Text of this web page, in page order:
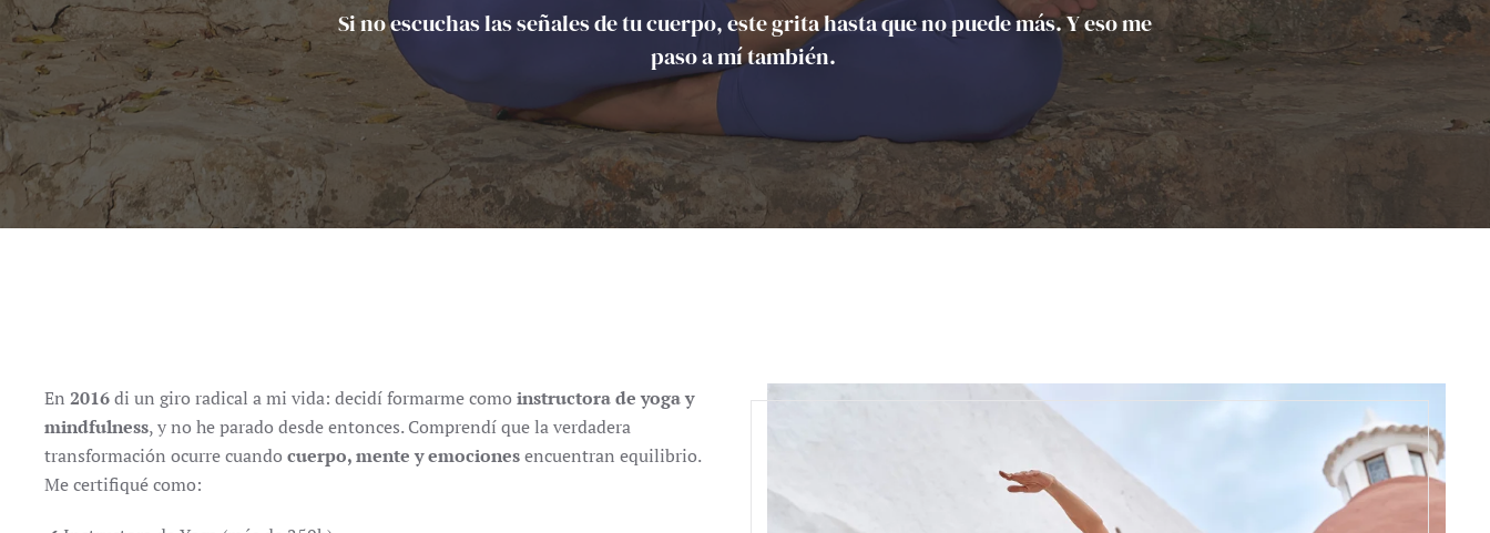
Si no escuchas las señales de tu cuerpo, este grita hasta que no puede más. Y eso me
paso a mí también.
En 2016di un giro radical a mi vida: decidí formarme como instructora de yoga y
mindfulness, y no he parado desde entonces. Comprendí que la verdadera
transformación ocurre cuando cuerpo, mente y emocionesencuentran equilibrio.
Me certifiqué como: